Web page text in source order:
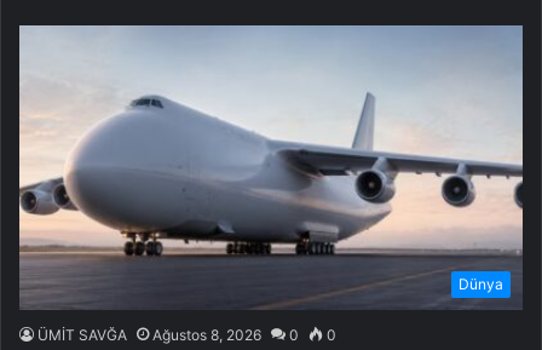
Dünya
ÜMİT SAVĞA Ağustos 8, 2026 0 0